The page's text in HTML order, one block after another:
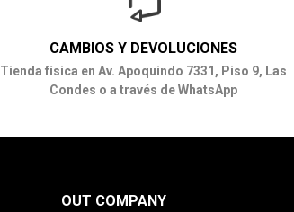
CAMBIOS Y DEVOLUCIONES
Tienda física en Av. Apoquindo 7331, Piso 9, Las
Condes o a través de WhatsApp
OUT COMPANY